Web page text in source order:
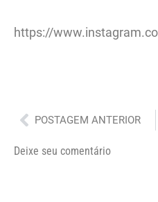
https://
Anterior
POSTAGEM ANTERIOR
Deixe seu comentário